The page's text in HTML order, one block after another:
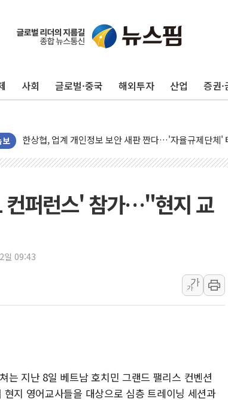
사회 글로벌·중국 해외투자 산업 증권·
보
민주, 오늘 제주·인천 경선 결과 발표...'김민석 재역전
뉴욕증시, 고용 쇼크에 금리 인상 우려 후퇴…S&P500 최
트럼프, 쿡 연준 이사 해임 재추진…"26일까지 의혹 소
미 연준 매파 기세 꺾이나…고용 감소에 9월 동결 전망 우
[종합] 이슬람 수니파 3국, '공동방위협정' 체결… 이스라
美 고용 쇼크에 엔화 장중 급등…시장은 "또 개입했나" 촉
[AI MY 뉴스] 뉴욕 반도체주 프리뷰...美 고용 쇼크에 반
뉴욕증시 개장 전 특징주...아틀라시안·클라우드플레
보훈부, 미 DPAA와 MOU… "6·25 미군 실종자 7359명
컨퍼런스' 참가…"현지 교
일 09:43
가
가
는 지난 8일 베트남 호치민 그랜드 팰리스 컨벤션
지 영어교사들을 대상으로 심층 트레이닝 세션과